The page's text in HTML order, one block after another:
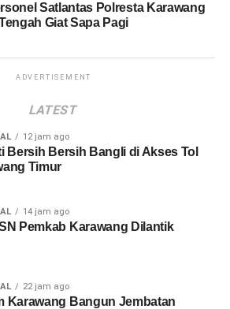
Satlantas Polresta Karawang
Giat Sapa Pagi
ADVERTISEMENT
LATEST
12 jam ago
Bersih Bersih Bangli di Akses Tol
Timur
14 jam ago
Pemkab Karawang Dilantik
22 jam ago
Karawang Bangun Jembatan